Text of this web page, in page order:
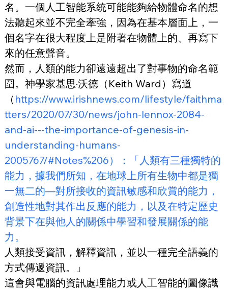
名。一個人工智能系統可能能夠給物體命名的想
法聽起來並不完全牽強，因為在基本層面上，一
個名字在很大程度上是附著在物體上的、再寫下
來的任意聲音。
然而，人類的能力卻遠遠超出了對事物的命名範
圍。神學家基思·沃德（Keith Ward）寫道
（ https://www.irishnews.com/lifestyle/faithma
tters/2020/07/30/news/john-lennox-2084-
and-ai---the-importance-of-genesis-in-
understanding-humans-
2005767/#Notes%206）：「人類有三種獨特的
能力，據我們所知，在地球上所有生物中都是獨
一無二的—對所接收的資訊敏感和欣賞的能力，
創造性地對其作出反應的能力，以及在特定歷史
背景下在與他人的關係中學習和發展關係的能
力。
人類接受資訊，解釋資訊，並以一種完全語義的
方式傳遞資訊。」
這會與電腦的資訊處理能力或人工智能的圖像識